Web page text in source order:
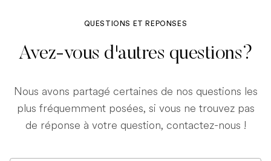
QUESTIONS ET REPONSES
Avez-vous d'autres questions?
Nous avons partagé certaines de nos questions les
plus fréquemment posées, si vous ne trouvez pas
de réponse à votre question, contactez-nous !